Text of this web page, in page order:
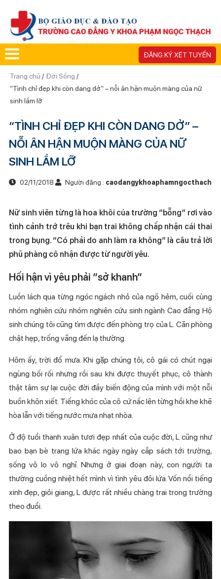
ĐĂNG KÝ XÉT TUYỂN
Trang chủ / Đời Sống /
“Tình chỉ đẹp khi còn dang dở” – nỗi ân hận muộn màng của nữ
sinh lầm lỡ
“TÌNH CHỈ ĐẸP KHI CÒN DANG DỞ” –
NỖI ÂN HẬN MUỘN MÀNG CỦA NỮ
SINH LẦM LỠ
02/11/2018 Người đăng : caodangykhoaphamngocthach
Nữ sinh viên từng là hoa khôi của trường “bỗng” rơi vào
tình cảnh trớ trêu khi bạn trai không chấp nhận cái thai
trong bụng. “Có phải do anh làm ra không” là câu trả lời
phũ phàng cô nhận được từ người yêu.
Hối hận vì yêu phải “sở khanh”
Luồn lách qua từng ngóc ngách nhỏ của ngõ hẻm, cuối cùng
nhóm nghiên cứu nhóm nghiên cứu sinh ngành Cao đẳng Hộ
sinh chúng tôi cũng tìm được đến phòng trọ của L. Căn phòng
chật hẹp, trống vắng đến lạ thường.
Hôm ấy, trời đổ mưa. Khi gặp chúng tôi, cô gái có chút ngại
ngùng bối rối nhưng rồi sau khi được thuyết phục, cô thành
thật tâm sự lại cuộc đời đầy biến động của mình với một nỗi
buồn khôn xiết. Tiếng khóc của cô cứ nấc lên từng hồi khe khẽ
hòa lẫn với tiếng nước mưa nhạt nhòa.
Ở độ tuổi thanh xuân tươi đẹp nhất của cuộc đời, L cũng như
bao bạn bè trang lứa khác ngày ngày cắp sách tới trường,
sống vô lo vô nghĩ. Nhưng ở giai đoạn này, con người ta
thường cuồng nhiệt hết mình vì tình yêu đôi lứa. Vốn nổi tiếng
xinh đẹp, giỏi giang, L được rất nhiều chàng trai trong trường
theo đuổi.